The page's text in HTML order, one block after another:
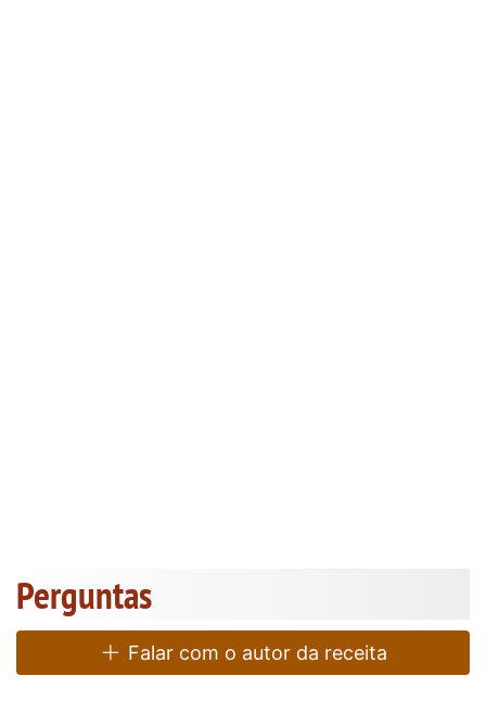
Perguntas
Falar com o autor da receita